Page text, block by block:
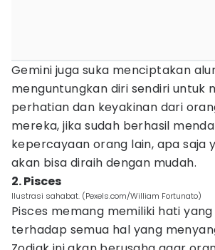
Gemini juga suka menciptakan
menguntungkan diri sendiri untuk
perhatian dan keyakinan dari
mereka, jika sudah berhasil
kepercayaan orang lain, apa saja
akan bisa diraih dengan mudah.
2. Pisces
Ilustrasi sahabat. (Pexels.com/William Fortunato)
Pisces memang memiliki hati
terhadap semua hal yang